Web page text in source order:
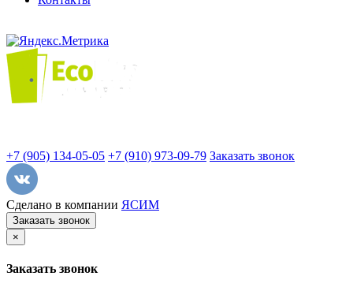
+7 (905) 134-05-05 +7 (910) 973-09-79 Заказать звонок
Сделано в компании ЯСИМ
Заказать звонок
×
Заказать звонок